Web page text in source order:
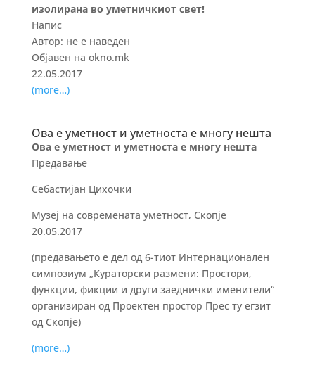
изолирана во уметничкиот свет!
Напис
Автор: не е наведен
Објавен на okno.mk
22.05.2017
(more…)
Ова е уметност и уметноста е многу нешта
Ова е уметност и уметноста е многу нешта
Предавање
Себастијан Цихочки
Музеј на современата уметност, Скопје
20.05.2017
(предавањето е дел од 6-тиот Интернационален
симпозиум „Кураторски размени: Простори,
функции, фикции и други заеднички именители“
организиран од Проектен простор Прес ту егзит
од Скопје)
(more…)